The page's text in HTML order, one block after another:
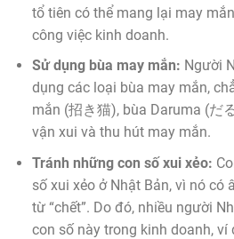
tổ tiên có thể mang lại may
công việc kinh doanh.
Sử dụng bùa may mắn: Người
dụng các loại bùa may mắn,
mắn (招き猫), bùa Daruma (だ
vận xui và thu hút may mắn.
Tránh những con số xui xẻo:
số xui xẻo ở Nhật Bản, vì nó có
từ “chết”. Do đó, nhiều người
con số này trong kinh doanh,